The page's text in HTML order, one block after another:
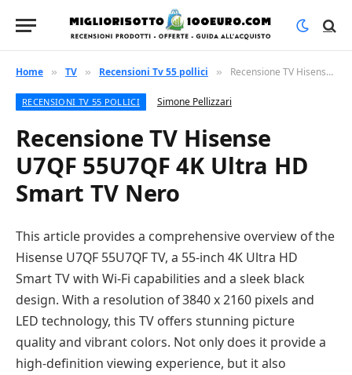
Home » TV » Recensioni Tv 55 pollici » Recensione TV Hisense U7QF 55U7QF 4K Ultra HD Smart TV Nero
RECENSIONI TV 55 POLLICI Simone Pellizzari
Recensione TV Hisense
U7QF 55U7QF 4K Ultra HD
Smart TV Nero
This article provides a comprehensive overview of the
Hisense U7QF 55U7QF TV, a 55-inch 4K Ultra HD
Smart TV with Wi-Fi capabilities and a sleek black
design. With a resolution of 3840 x 2160 pixels and
LED technology, this TV offers stunning picture
quality and vibrant colors. Not only does it provide a
high-definition viewing experience, but it also